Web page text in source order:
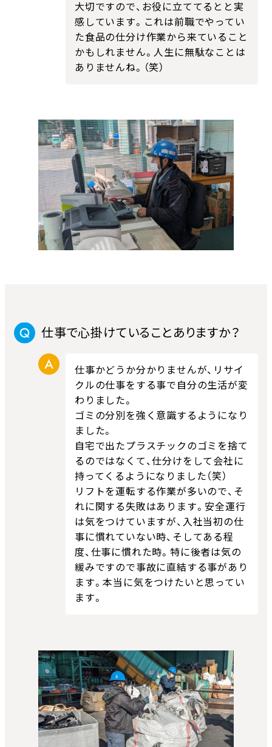
大切ですので、お役に立ててるとと実
感しています。これは前職でやってい
た食品の仕分け作業から来ていること
かもしれません。人生に無駄なことは
ありませんね。（笑）
仕事で心掛けていることありますか？
仕事かどうか分かりませんが、リサイ
クルの仕事をする事で自分の生活が変
わりました。
ゴミの分別を強く意識するようになり
ました。
自宅で出たプラスチックのゴミを捨て
るのではなくて、仕分けをして会社に
持ってくるようになりました（笑）
リフトを運転する作業が多いので、そ
れに関する失敗はあります。安全運行
は気をつけていますが、入社当初の仕
事に慣れていない時、そしてある程
度、仕事に慣れた時。特に後者は気の
緩みですので事故に直結する事があり
ます。本当に気をつけたいと思ってい
ます。